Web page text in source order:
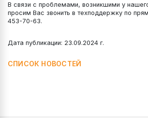
В связи с проблемами, возникшими у
просим Вас звонить в техподдержку по
453-70-63.
Дата публикации: 23.09.2024 г.
СПИСОК НОВОСТЕЙ